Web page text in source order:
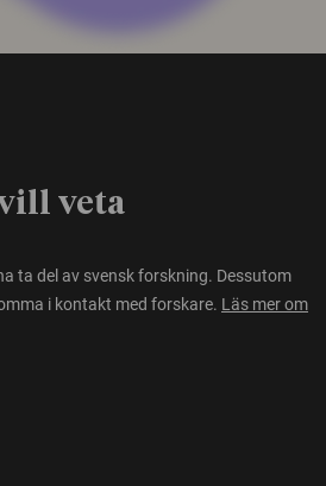
veta
ta del av svensk forskning. Dessutom
i kontakt med forskare. Läs mer om